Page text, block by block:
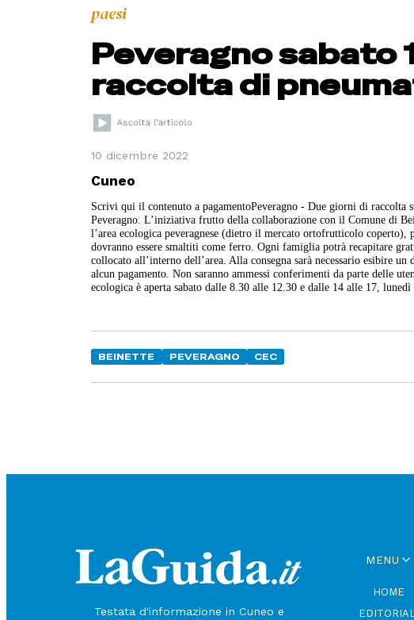
paesi
Peveragno sabato
raccolta di
10 dicembre 2022
Cuneo
Scrivi qui il contenuto a pagamentoPeveragno - Due giorni di
Peveragno. L’iniziativa frutto della collaborazione con il Comune di
l’area ecologica peveragnese (dietro il mercato ortofrutticolo
dovranno essere smaltiti come ferro. Ogni famiglia potrà recapitare
collocato all’interno dell’area. Alla consegna sarà necessario esibire
alcun pagamento. Non saranno ammessi conferimenti da parte delle
ecologica è aperta sabato dalle 8.30 alle 12.30 e dalle 14 alle 17,
BEINETTE PEVERAGNO CEC
Testata d'informazione in Cuneo e
MENU
HOME